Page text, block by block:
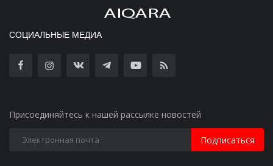
СОЦИАЛЬНЫЕ МЕДИА
Присоединяйтесь к нашей рассылке новостей
Подписаться